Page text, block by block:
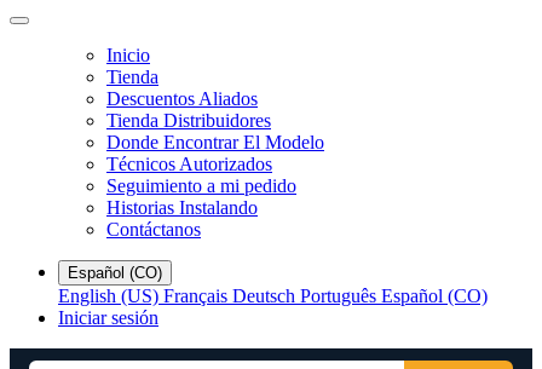
Inicio
Tienda
Descuentos Aliados
Tienda Distribuidores
Donde Encontrar El Modelo
Técnicos Autorizados
Seguimiento a mi pedido
Historias Instalando
Contáctanos
Español (CO)
English (US) Français Deutsch Português Español (CO)
Iniciar sesión